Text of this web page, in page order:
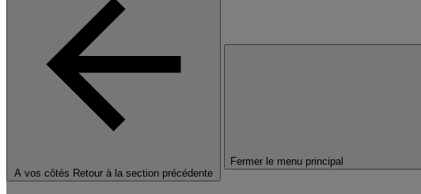
A vos côtés Retour à la section précédente
Fermer le menu principal